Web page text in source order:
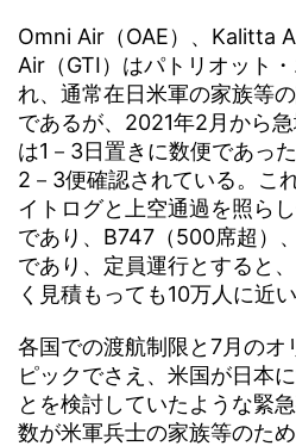
Omni Air（OAE）、Kalitta
Air（GTI）はパトリオット
れ、通常在日米軍の家族等
であるが、2021年2月から
は1－3日置きに数便であっ
2－3便確認されている。こ
イトログと上空通過を照ら
であり、B747（500席超）
であり、定員運行とすると
く見積もっても10万人に近い
各国での渡航制限と7月のオ
ピックでさえ、米国が日本
とを検討していたような緊
数が米軍兵士の家族等のた